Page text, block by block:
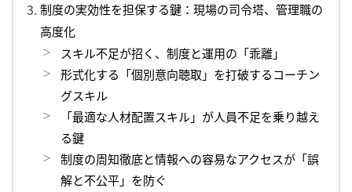
制度の実効性を担保する鍵：現場の司令塔、管理職の
高度化
スキル不足が招く、制度と運用の「乖離」
形式化する「個別意向聴取」を打破するコーチン
グスキル
「最適な人材配置スキル」が人員不足を乗り越え
る鍵
制度の周知徹底と情報への容易なアクセスが「誤
解と不公平」を防ぐ